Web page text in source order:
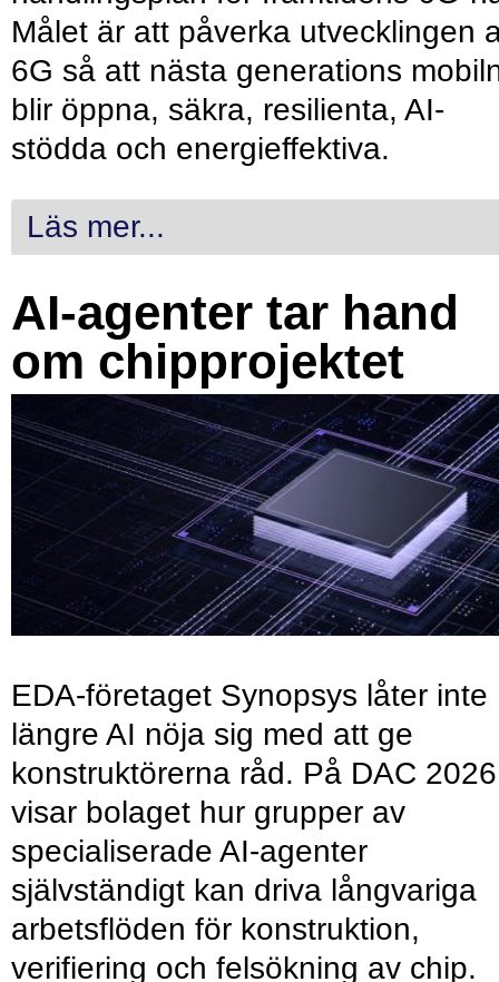
Målet är att påverka utvecklingen
6G så att nästa generations
blir öppna, säkra, resilienta, AI-
stödda och energieffektiva.
Läs mer...
AI-agenter tar hand
om chipprojektet
EDA-företaget Synopsys låter inte
längre AI nöja sig med att ge
konstruktörerna råd. På DAC 2026
visar bolaget hur grupper av
specialiserade AI-agenter
självständigt kan driva långvariga
arbetsflöden för konstruktion,
verifiering och felsökning av chip.